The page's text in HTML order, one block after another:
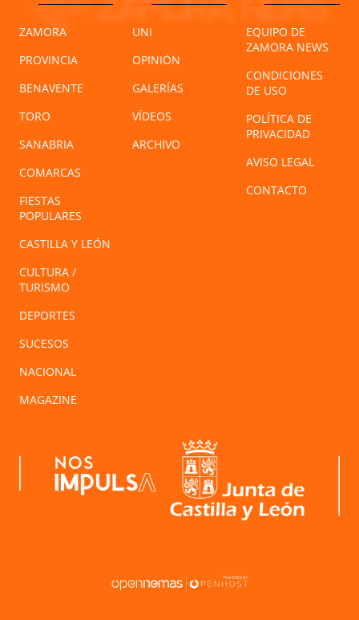
ZAMORA
PROVINCIA
BENAVENTE
TORO
SANABRIA
COMARCAS
FIESTAS
POPULARES
CASTILLA Y LEÓN
CULTURA /
TURISMO
DEPORTES
SUCESOS
NACIONAL
MAGAZINE
UNI
OPINIÓN
GALERÍAS
VÍDEOS
ARCHIVO
EQUIPO DE
ZAMORA NEWS
CONDICIONES
DE USO
POLÍTICA DE
PRIVACIDAD
AVISO LEGAL
CONTACTO